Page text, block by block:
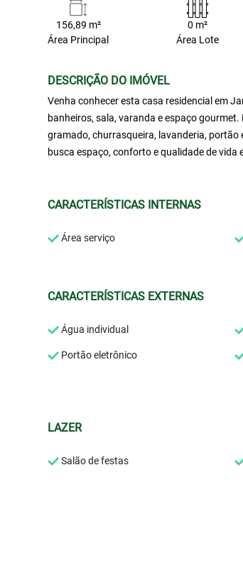
156,89 m²
Área Principal
0 m²
Área Lote
DESCRIÇÃO DO IMÓVEL
Venha conhecer esta casa residencial em
banheiros, sala, varanda e espaço
gramado, churrasqueira, lavanderia,
busca espaço, conforto e qualidade de vida
CARACTERÍSTICAS INTERNAS
Área serviço
CARACTERÍSTICAS EXTERNAS
Água individual
Portão eletrônico
LAZER
Salão de festas